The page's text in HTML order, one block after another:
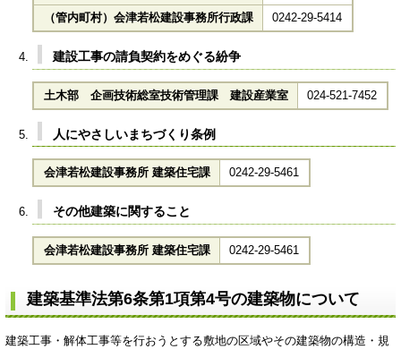
（管内町村）会津若松建設事務所行政課
0242-29-5414
建設工事の請負契約をめぐる紛争
土木部 企画技術総室技術管理課 建設産業室 024-521-7452
人にやさしいまちづくり条例
会津若松建設事務所 建築住宅課 0242-29-5461
その他建築に関すること
会津若松建設事務所 建築住宅課 0242-29-5461
建築基準法第6条第1項第4号の建築物について
建築工事・解体工事等を行おうとする敷地の区域やその建築物の構造・規